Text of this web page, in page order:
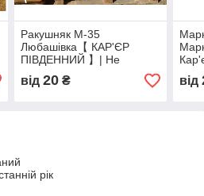
Ракушняк М-35
Любашівка【 КАР'ЄР
ПІВДЕННИЙ 】| Не
переплачуй - Купуй з -
Кар'єра
від 20₴ від
рік